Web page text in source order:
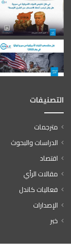
التصنيفات
مترجمات
الدراسات والبحوث
اقتصاد
مقالات الرأي
فعاليات كاندل
الإصدارات
خبر